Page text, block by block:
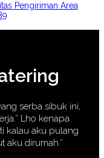
Pengiriman Area
serba sibuk ini,
Lho kenapa
kalau aku pulang
aku dirumah.”